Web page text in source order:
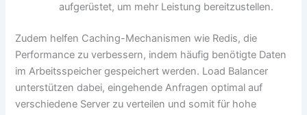
aufgerüstet, um mehr Leistung bereitzustellen.
Zudem helfen Caching-Mechanismen wie Redis, die
Performance zu verbessern, indem häufig benötigte Daten
im Arbeitsspeicher gespeichert werden. Load Balancer
unterstützen dabei, eingehende Anfragen optimal auf
verschiedene Server zu verteilen und somit für hohe